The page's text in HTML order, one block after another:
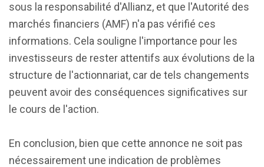
sous la responsabilité d'Allianz, et que l'Autorité des
marchés financiers (AMF) n'a pas vérifié ces
informations. Cela souligne l'importance pour les
investisseurs de rester attentifs aux évolutions de la
structure de l'actionnariat, car de tels changements
peuvent avoir des conséquences significatives sur
le cours de l'action.
En conclusion, bien que cette annonce ne soit pas
nécessairement une indication de problèmes